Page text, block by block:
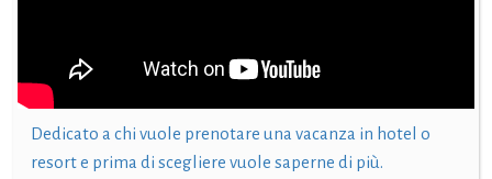
Dedicato a chi vuole prenotare una vacanza in hotel o
resort e prima di scegliere vuole saperne di più.